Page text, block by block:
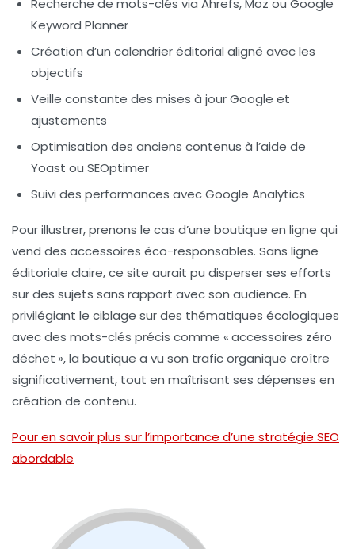
Recherche de mots-clés via Ahrefs, Moz ou Google
Keyword Planner
Création d’un calendrier éditorial aligné avec les
objectifs
Veille constante des mises à jour Google et
ajustements
Optimisation des anciens contenus à l’aide de
Yoast ou SEOptimer
Suivi des performances avec Google Analytics
Pour illustrer, prenons le cas d’une boutique en ligne qui
vend des accessoires éco-responsables. Sans ligne
éditoriale claire, ce site aurait pu disperser ses efforts
sur des sujets sans rapport avec son audience. En
privilégiant le ciblage sur des thématiques écologiques
avec des mots-clés précis comme « accessoires zéro
déchet », la boutique a vu son trafic organique croître
significativement, tout en maîtrisant ses dépenses en
création de contenu.
Pour en savoir plus sur l’importance d’une stratégie SEO
abordable